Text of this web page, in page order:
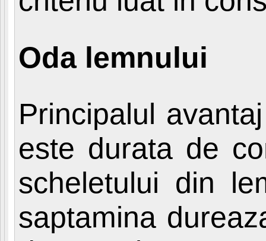
Oda lemnului
Principalul
este durata de
scheletului din
saptamina